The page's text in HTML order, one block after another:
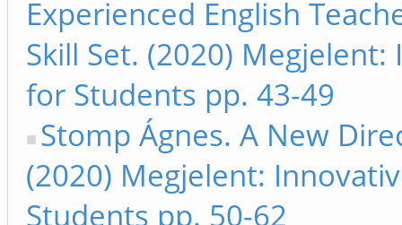
Experienced English
Skill Set. (2020)
for Students pp. 43-49
Stomp Ágnes. A New
(2020) Megjelent:
Students pp. 50-62